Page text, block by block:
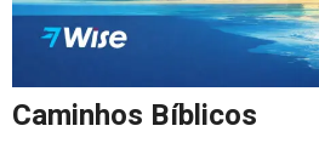
Caminhos Bíblicos